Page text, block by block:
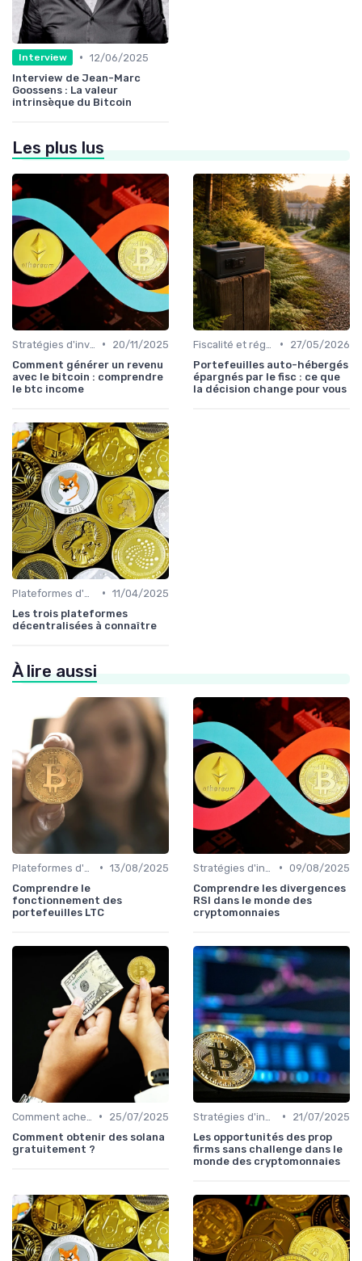
Interview • 12/06/2025
Interview de Jean-Marc
Goossens : La valeur
intrinsèque du Bitcoin
Les plus lus
•
20/11/2025
Comment générer un revenu
avec le bitcoin : comprendre
le btc income
•
27/05/2026
Portefeuilles auto-hébergés
épargnés par le fisc : ce que
la décision change pour vous
• 11/04/2025
Les trois plateformes
décentralisées à connaître
À lire aussi
• 13/08/2025
Comprendre le
fonctionnement des
portefeuilles LTC
• 09/08/2025
Comprendre les divergences
RSI dans le monde des
cryptomonnaies
•
25/07/2025
Comment obtenir des solana
gratuitement ?
•
21/07/2025
Les opportunités des prop
firms sans challenge dans le
monde des cryptomonnaies